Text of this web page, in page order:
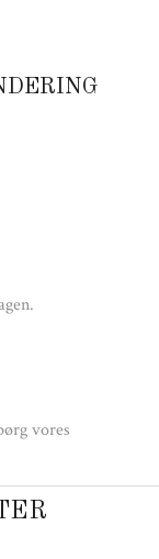
spørg vores
vores